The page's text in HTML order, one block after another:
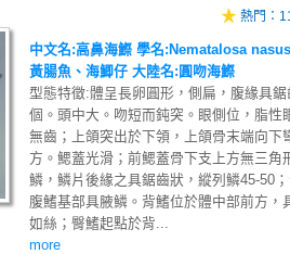
熱門：
中文名:高鼻海鰶 學名:Nematalosa
黃腸魚、海鯽仔 大陸名:圓吻海鰶
型態特徵:體呈長卵圓形，側扁，腹緣具
個。頭中大。吻短而鈍突。眼側位，脂性
無齒；上頜突出於下領，上頜骨末端向下
方。鰓蓋光滑；前鰓蓋骨下支上方無三角
鱗，鱗片後緣之具鋸齒狀，縱列鱗45-50
腹鰭基部具腋鱗。背鰭位於體中部前方，
如絲；臀鰭起點於背...
more